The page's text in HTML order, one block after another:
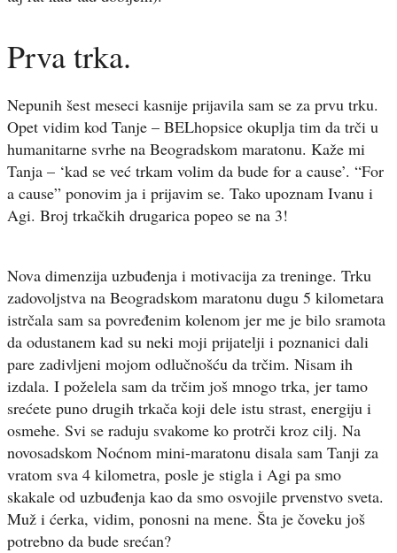
Prva trka.
Nepunih šest meseci kasnije prijavila sam se za prvu trku.
Opet vidim kod Tanje – BELhopsice okuplja tim da trči u
humanitarne svrhe na Beogradskom maratonu. Kaže mi
Tanja – ‘kad se već trkam volim da bude for a cause’. “For
a cause” ponovim ja i prijavim se. Tako upoznam Ivanu i
Agi. Broj trkačkih drugarica popeo se na 3!
Nova dimenzija uzbuđenja i motivacija za treninge. Trku
zadovoljstva na Beogradskom maratonu dugu 5 kilometara
istrčala sam sa povređenim kolenom jer me je bilo sramota
da odustanem kad su neki moji prijatelji i poznanici dali
pare zadivljeni mojom odlučnošću da trčim. Nisam ih
izdala. I poželela sam da trčim još mnogo trka, jer tamo
srećete puno drugih trkača koji dele istu strast, energiju i
osmehe. Svi se raduju svakome ko protrči kroz cilj. Na
novosadskom Noćnom mini-maratonu disala sam Tanji za
vratom sva 4 kilometra, posle je stigla i Agi pa smo
skakale od uzbuđenja kao da smo osvojile prvenstvo sveta.
Muž i ćerka, vidim, ponosni na mene. Šta je čoveku još
potrebno da bude srećan?